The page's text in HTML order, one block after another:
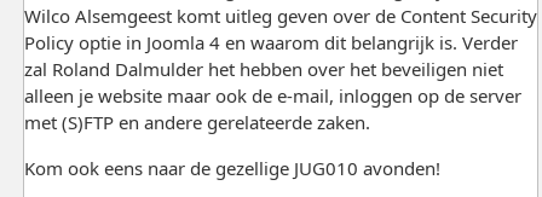
Wilco Alsemgeest komt uitleg geven over de Content Security
Policy optie in Joomla 4 en waarom dit belangrijk is. Verder
zal Roland Dalmulder het hebben over het beveiligen niet
alleen je website maar ook de e-mail, inloggen op de server
met (S)FTP en andere gerelateerde zaken.
Kom ook eens naar de gezellige JUG010 avonden!